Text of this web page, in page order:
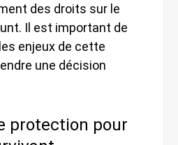
des droits sur le
Il est important de
enjeux de cette
une décision
protection pour